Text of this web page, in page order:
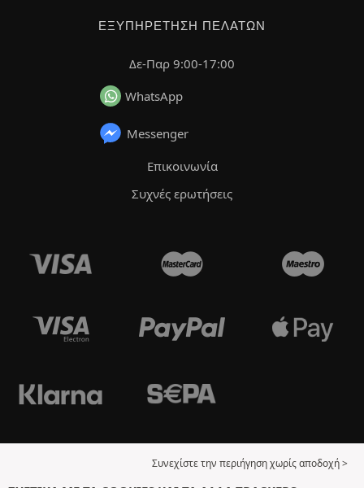
ΕΞΥΠΗΡΈΤΗΣΗ ΠΕΛΑΤΏΝ
Δε-Παρ 9:00-17:00
WhatsApp
Messenger
Επικοινωνία
Συχνές ερωτήσεις
Συνεχίστε την περιήγηση χωρίς αποδοχή >